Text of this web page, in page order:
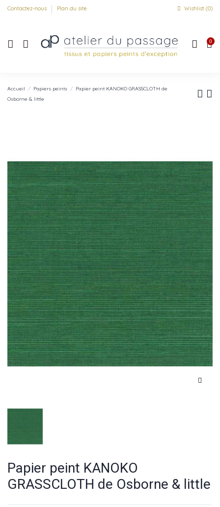
Contactez-nous Plan du site Wishlist (0)
0
Accueil Papiers peints
Papier peint KANOKO GRASSCLOTH de
Osborne & little
Papier peint KANOKO
GRASSCLOTH de Osborne & little